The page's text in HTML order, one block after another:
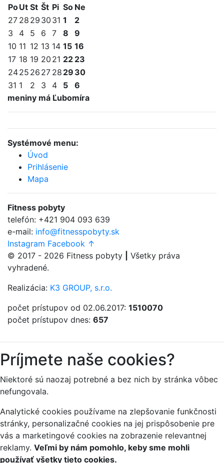
PoUt St Št Pi So Ne
27 28 29 30 31 1
2
3
4 5 6 7 8
9
10 11 12 13 14 15 16
17 18 19 20 21 22 23
2425 26 27 28 29 30
31 1 2 3 4 5
6
meniny má Ľubomíra
Systémové menu:
Úvod
Prihlásenie
Mapa
Fitness pobyty
telefón: +421 904 093 639
e-mail: info@fitnesspobyty.sk
Instagram Facebook ↑
© 2017 - 2026 Fitness pobyty
Všetky práva
vyhradené.
Realizácia: K3 GROUP, s.r.o.
počet prístupov od 02.06.2017: 1510070
počet prístupov dnes: 657
Príjmete naše cookies?
Niektoré sú naozaj potrebné a bez nich by stránka vôbec
nefungovala.
Analytické cookies používame na zlepšovanie funkčnosti
stránky, personalizačné cookies na jej prispôsobenie pre
vás a marketingové cookies na zobrazenie relevantnej
reklamy. Veľmi by nám pomohlo, keby sme mohli
používať všetky tieto cookies.